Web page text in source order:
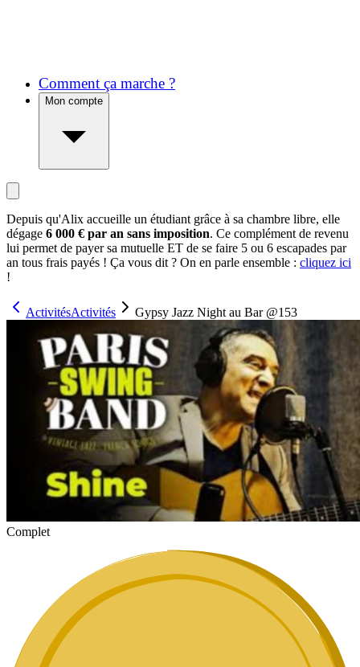
Comment ça marche ?
Mon compte
Depuis qu'Alix accueille un étudiant grâce à sa chambre libre, elle
dégage 6 000 € par an sans imposition. Ce complément de revenu
lui permet de payer sa mutuelle ET de se faire 5 ou 6 escapades par
an tous frais payés ! Ça vous dit ? On en parle ensemble : cliquez ici
!
ActivitésActivités Gypsy Jazz Night au Bar @153
Complet